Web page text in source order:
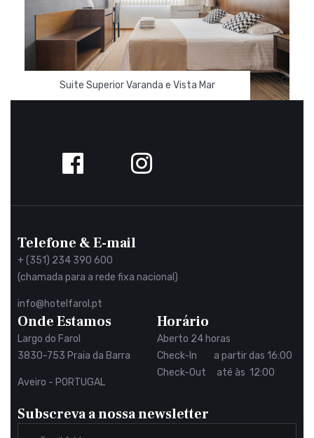
Suite Superior Varanda e Vista Mar
Telefone & E-mail
+ (351) 234 390 600
(chamada para a rede fixa nacional)
info@hotelfarol.pt
Onde Estamos
Largo do Farol
3830-753 Praia da Barra
Aveiro - PORTUGAL
Horário
Aberto 24 horas
Check-In a partir das 16:00
Check-Out até às 12:00
Subscreva a nossa newsletter